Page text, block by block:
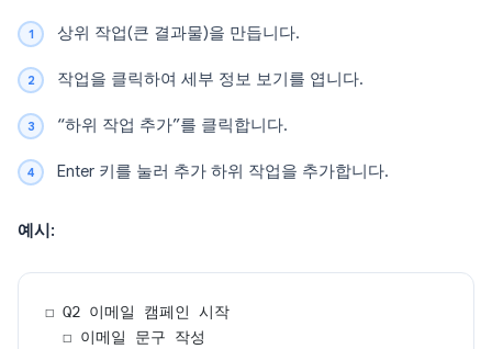
상위 작업(큰 결과물)을 만듭니다.
작업을 클릭하여 세부 정보 보기를 엽니다.
“하위 작업 추가”를 클릭합니다.
Enter 키를 눌러 추가 하위 작업을 추가합니다.
예시:
☐ Q2 이메일 캠페인 시작
  ☐ 이메일 문구 작성